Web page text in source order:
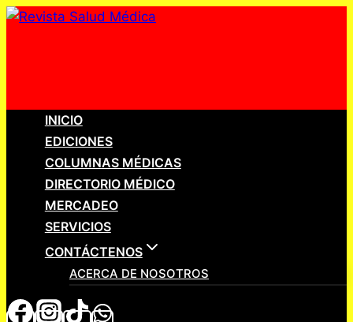
Saltar
INICIO
EDICIONES
COLUMNAS MÉDICAS
DIRECTORIO MÉDICO
MERCADEO
SERVICIOS
CONTÁCTENOS
ACERCA DE NOSOTROS